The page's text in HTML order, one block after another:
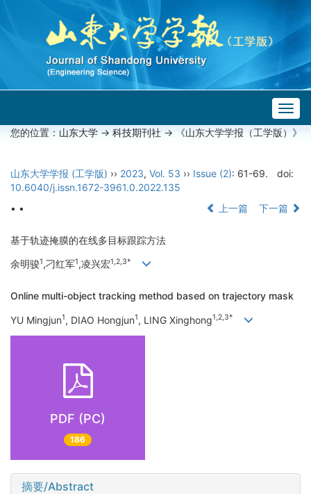
您的位置： 山东大学 -> 科技期刊社 -> 《山东大学学报（工学版）》
山东大学学报 (工学版) ›› 2023, Vol. 53 ›› Issue (2): 61-69.
doi:
10.6040/j.issn.1672-3961.0.2022.135
• •
上一篇 下一篇
基于轨迹掩膜的在线多目标跟踪方法
余明骏1,刁红军1,凌兴宏1,2,3*
Online multi-object tracking method based on trajectory mask
YU Mingjun1, DIAO Hongjun1, LING Xinghong1,2,3*
PDF (PC)
186
摘要/Abstract